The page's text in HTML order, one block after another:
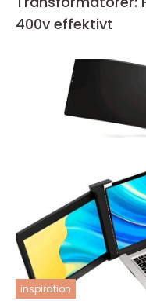
400v effektivt
inspiration